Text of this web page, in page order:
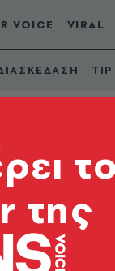
VOICE VIRAL
TIP
το
της